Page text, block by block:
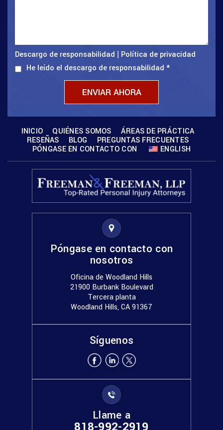
Descargo de responsabilidad
Política de privacidad
He leído el descargo de responsabilidad *
INICIO QUIÉNES SOMOS
ÁREAS DE PRÁCTICA
RESEÑAS
BLOG
PREGUNTAS FRECUENTES
PÓNGASE EN CONTACTO CON
ENGLISH
Póngase en contacto con
nosotros
Oficina de Woodland Hills
21900 Burbank Boulevard
Tercera planta
Woodland Hills, CA 91367
Síguenos
Llame a